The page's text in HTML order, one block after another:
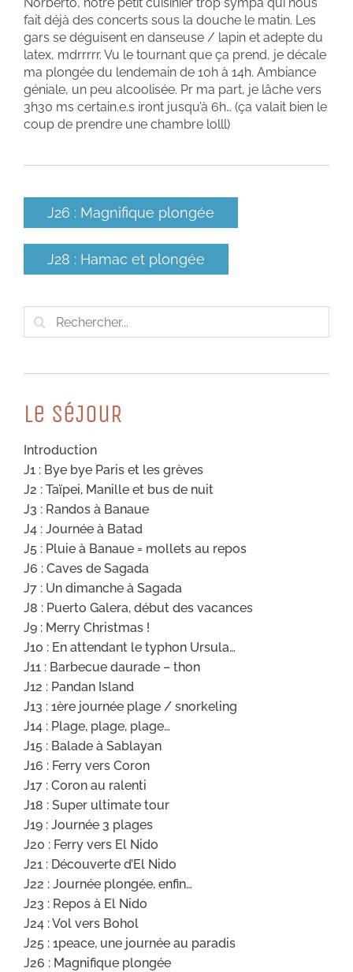
fait déjà des concerts sous la douche le matin. Les
gars se déguisent en danseuse / lapin et adepte du
latex, mdrrrrr. Vu le tournant que ça prend, je décale
ma plongée du lendemain de 10h à 14h. Ambiance
géniale, un peu alcoolisée. Pr ma part, je lâche vers
3h30 ms certain.e.s iront jusqu’à 6h… (ça valait bien le
coup de prendre une chambre lolll)
J26 : Magnifique plongée
J28 : Hamac et plongée
Rechercher:
Le SéJouR
Introduction
J1 : Bye bye Paris et les grèves
J2 : Taïpei, Manille et bus de nuit
J3 : Randos à Banaue
J4 : Journée à Batad
J5 : Pluie à Banaue = mollets au repos
J6 : Caves de Sagada
J7 : Un dimanche à Sagada
J8 : Puerto Galera, début des vacances
J9 : Merry Christmas !
J10 : En attendant le typhon Ursula…
J11 : Barbecue daurade – thon
J12 : Pandan Island
J13 : 1ère journée plage / snorkeling
J14 : Plage, plage, plage…
J15 : Balade à Sablayan
J16 : Ferry vers Coron
J17 : Coron au ralenti
J18 : Super ultimate tour
J19 : Journée 3 plages
J20 : Ferry vers El Nido
J21 : Découverte d’El Nido
J22 : Journée plongée, enfin…
J23 : Repos à El Nido
J24 : Vol vers Bohol
J25 : 1peace, une journée au paradis
J26 : Magnifique plongée